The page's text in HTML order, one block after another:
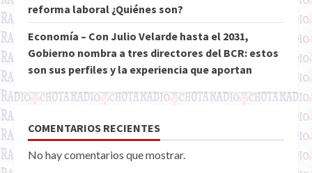
reforma laboral ¿Quiénes son?
Economía – Con Julio Velarde hasta el 2031,
Gobierno nombra a tres directores del BCR: estos
son sus perfiles y la experiencia que aportan
COMENTARIOS RECIENTES
No hay comentarios que mostrar.